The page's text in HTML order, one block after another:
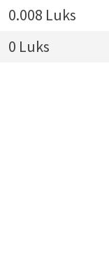
0.008 Luks
0 Luks